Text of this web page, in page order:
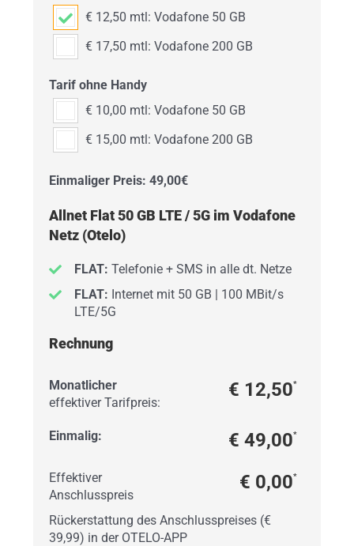
€ 12,50 mtl: Vodafone 50 GB
€ 17,50 mtl: Vodafone 200 GB
Tarif ohne Handy
€ 10,00 mtl: Vodafone 50 GB
€ 15,00 mtl: Vodafone 200 GB
Einmaliger Preis: 49,00€
Allnet Flat 50 GB LTE / 5G im Vodafone
Netz (Otelo)
FLAT: Telefonie + SMS in alle dt. Netze
FLAT: Internet mit 50 GB | 100 MBit/s
LTE/5G
Rechnung
Monatlicher
effektiver Tarifpreis:
€ 12,50*
Einmalig: € 49,00*
Effektiver
Anschlusspreis
€ 0,00*
Rückerstattung des Anschlusspreises (€
39,99) in der OTELO-APP